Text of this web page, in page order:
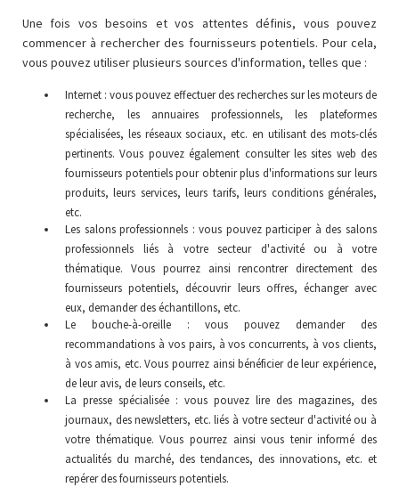
Une fois vos besoins et vos attentes définis, vous pouvez
commencer à rechercher des fournisseurs potentiels. Pour cela,
vous pouvez utiliser plusieurs sources d'information, telles que :
Internet : vous pouvez effectuer des recherches sur les moteurs de
recherche, les annuaires professionnels, les plateformes
spécialisées, les réseaux sociaux, etc. en utilisant des mots-clés
pertinents. Vous pouvez également consulter les sites web des
fournisseurs potentiels pour obtenir plus d'informations sur leurs
produits, leurs services, leurs tarifs, leurs conditions générales,
etc.
Les salons professionnels : vous pouvez participer à des salons
professionnels liés à votre secteur d'activité ou à votre
thématique. Vous pourrez ainsi rencontrer directement des
fournisseurs potentiels, découvrir leurs offres, échanger avec
eux, demander des échantillons, etc.
Le bouche-à-oreille : vous pouvez demander des
recommandations à vos pairs, à vos concurrents, à vos clients,
à vos amis, etc. Vous pourrez ainsi bénéficier de leur expérience,
de leur avis, de leurs conseils, etc.
La presse spécialisée : vous pouvez lire des magazines, des
journaux, des newsletters, etc. liés à votre secteur d'activité ou à
votre thématique. Vous pourrez ainsi vous tenir informé des
actualités du marché, des tendances, des innovations, etc. et
repérer des fournisseurs potentiels.